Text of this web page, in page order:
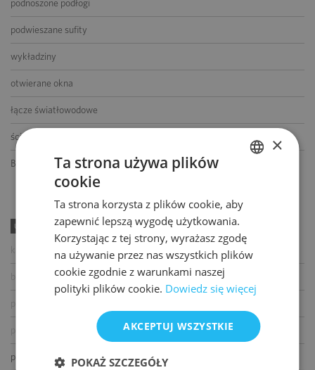
podnoszone podłogi
podwieszane sufity
wykładziny
otwierane okna
łącze światłowodowe
ścianki działowe
BMS
UDOGODNIENIA
parking dla rowerów
ENGLISH
×
Ta strona używa plików
cookie
Ta strona korzysta z plików cookie, aby
zapewnić lepszą wygodę użytkowania.
Korzystając z tej strony, wyrażasz zgodę
na używanie przez nas wszystkich plików
cookie zgodnie z warunkami naszej
polityki plików cookie. Dowiedz się więcej
AKCEPTUJ WSZYSTKIE
POKAŻ SZCZEGÓŁY